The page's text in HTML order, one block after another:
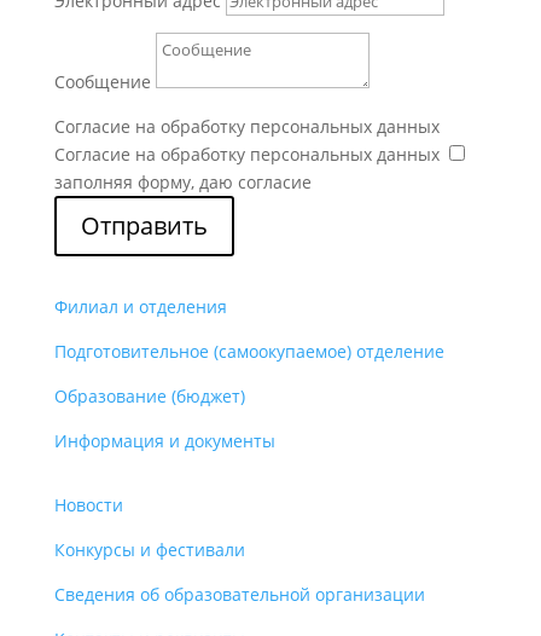
Сообщение
Согласие на обработку персональных данных
Согласие на обработку персональных данных
заполняя форму, даю согласие
Отправить
Филиал и отделения
Подготовительное (самоокупаемое) отделение
Образование (бюджет)
Информация и документы
Новости
Конкурсы и фестивали
Сведения об образовательной организации